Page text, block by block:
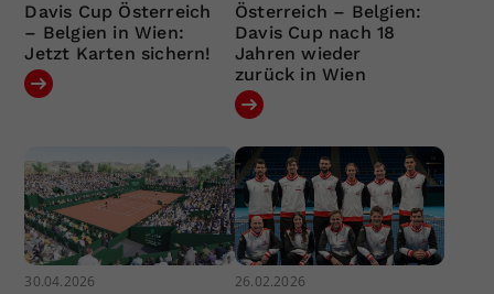
Davis Cup Österreich
– Belgien in Wien:
Jetzt Karten sichern!
Österreich – Belgien:
Davis Cup nach 18
Jahren wieder
zurück in Wien
30.04.2026 26.02.2026